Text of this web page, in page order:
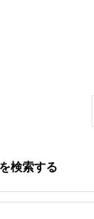
検索する